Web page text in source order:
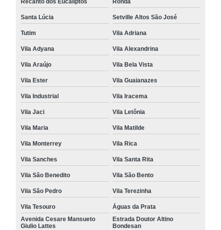
Santa Lúcia Setville Altos São José
Tutim Vila Adriana
Vila Adyana Vila Alexandrina
Vila Araújo Vila Bela Vista
Vila Ester Vila Guaianazes
Vila Industrial Vila Iracema
Vila Jaci Vila Letônia
Vila Maria Vila Matilde
Vila Monterrey Vila Rica
Vila Sanches Vila Santa Rita
Vila São Benedito Vila São Bento
Vila São Pedro Vila Terezinha
Vila Tesouro
Águas da Prata
Avenida Cesare Mansueto
Giulio Lattes
Estrada Doutor Altino
Bondesan